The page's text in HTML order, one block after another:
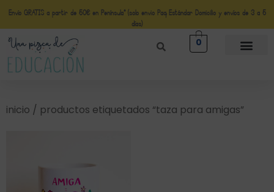
Envío GRATIS a partir de 50€ en Península* (solo envio Paq Estándar Domicilio y envíos de 3 a 5
días)
0
inicio / productos etiquetados “taza para amigas”